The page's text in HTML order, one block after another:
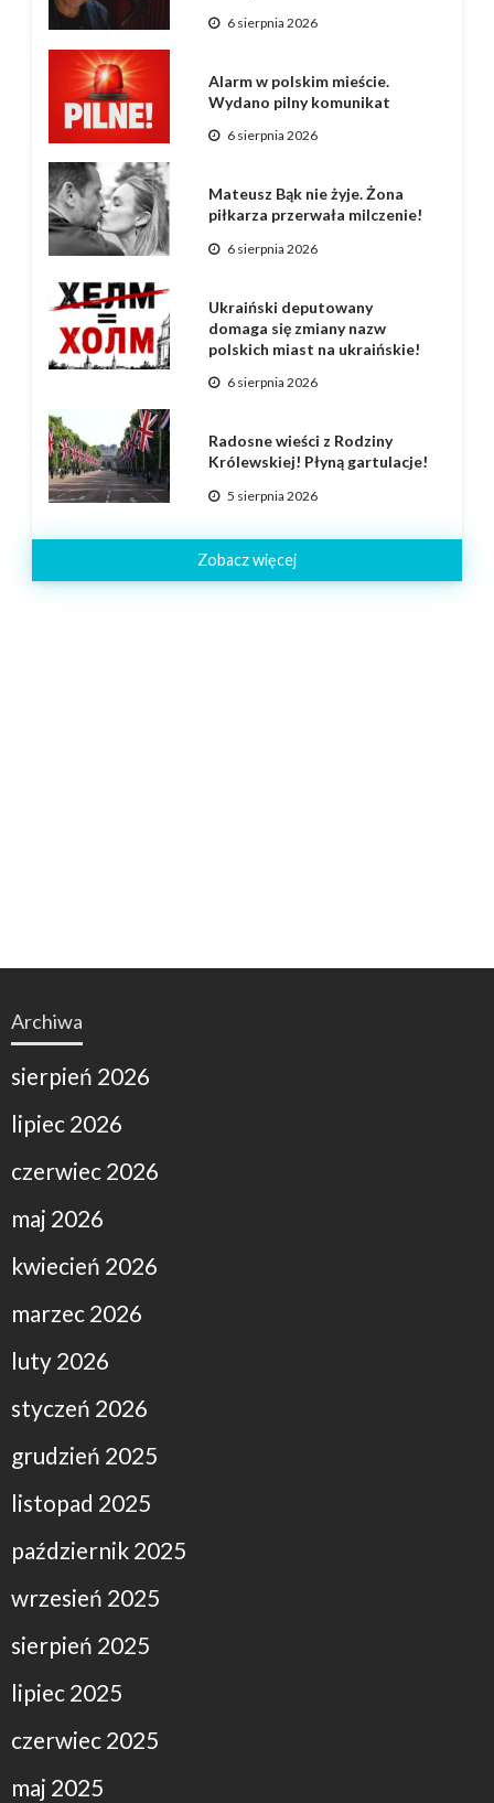
6 sierpnia 2026
Alarm w polskim mieście.
Wydano pilny komunikat
6 sierpnia 2026
Mateusz Bąk nie żyje. Żona
piłkarza przerwała milczenie!
6 sierpnia 2026
Ukraiński deputowany
domaga się zmiany nazw
polskich miast na ukraińskie!
6 sierpnia 2026
Radosne wieści z Rodziny
Królewskiej! Płyną gartulacje!
5 sierpnia 2026
Zobacz więcej
Archiwa
sierpień 2026
lipiec 2026
czerwiec 2026
maj 2026
kwiecień 2026
marzec 2026
luty 2026
styczeń 2026
grudzień 2025
listopad 2025
październik 2025
wrzesień 2025
sierpień 2025
lipiec 2025
czerwiec 2025
maj 2025